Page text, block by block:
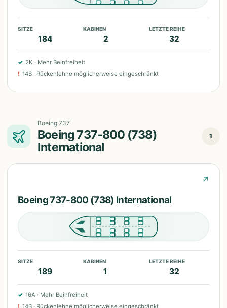
SITZE
184
KABINEN
2
LETZTE REIHE
32
✓ 2K · Mehr Beinfreiheit
! 14B · Rückenlehne möglicherweise eingeschränkt
Boeing 737
Boeing 737-800 (738)
International
1
↗
Boeing 737-800 (738) International
SITZE
189
KABINEN
1
LETZTE REIHE
32
✓ 16A · Mehr Beinfreiheit
! 14B · Rückenlehne möglicherweise eingeschränkt